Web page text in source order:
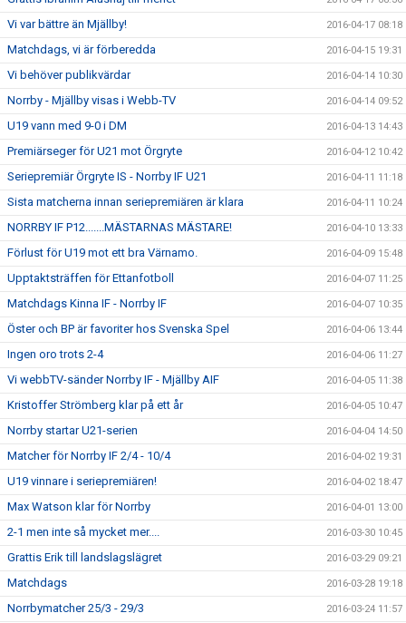
Vi var bättre än Mjällby! 2016-04-17 08:18
Matchdags, vi är förberedda 2016-04-15 19:31
Vi behöver publikvärdar 2016-04-14 10:30
Norrby - Mjällby visas i Webb-TV 2016-04-14 09:52
U19 vann med 9-0 i DM 2016-04-13 14:43
Premiärseger för U21 mot Örgryte 2016-04-12 10:42
Seriepremiär Örgryte IS - Norrby IF U21 2016-04-11 11:18
Sista matcherna innan seriepremiären är klara 2016-04-11 10:24
NORRBY IF P12.......MÄSTARNAS MÄSTARE! 2016-04-10 13:33
Förlust för U19 mot ett bra Värnamo. 2016-04-09 15:48
Upptaktsträffen för Ettanfotboll 2016-04-07 11:25
Matchdags Kinna IF - Norrby IF 2016-04-07 10:35
Öster och BP är favoriter hos Svenska Spel 2016-04-06 13:44
Ingen oro trots 2-4 2016-04-06 11:27
Vi webbTV-sänder Norrby IF - Mjällby AIF 2016-04-05 11:38
Kristoffer Strömberg klar på ett år 2016-04-05 10:47
Norrby startar U21-serien 2016-04-04 14:50
Matcher för Norrby IF 2/4 - 10/4 2016-04-02 19:31
U19 vinnare i seriepremiären! 2016-04-02 18:47
Max Watson klar för Norrby 2016-04-01 13:00
2-1 men inte så mycket mer.... 2016-03-30 10:45
Grattis Erik till landslagslägret 2016-03-29 09:21
Matchdags 2016-03-28 19:18
Norrbymatcher 25/3 - 29/3 2016-03-24 11:57